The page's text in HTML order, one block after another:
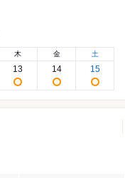
木
13
金
14
土
15